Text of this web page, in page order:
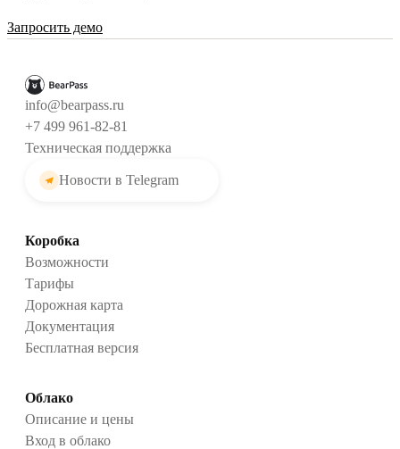
Запросить демо
info@bearpass.ru
+7 499 961-82-81
Техническая поддержка
Новости в Telegram
Коробка
Возможности
Тарифы
Дорожная карта
Документация
Бесплатная версия
Облако
Описание и цены
Вход в облако